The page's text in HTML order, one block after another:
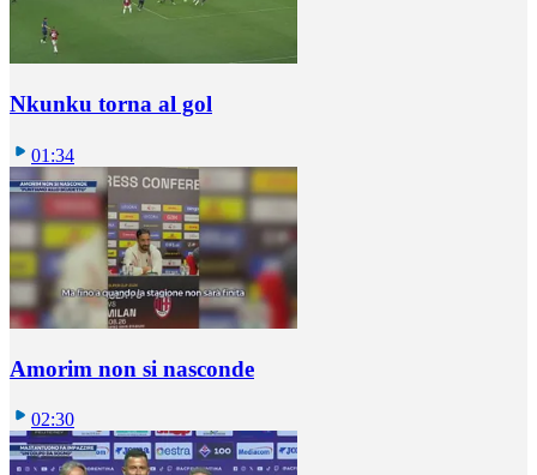
Nkunku torna al gol
01:34
Amorim non si nasconde
02:30